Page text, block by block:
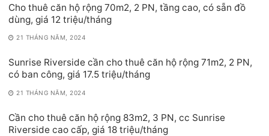
Cho thuê căn hộ rộng 70m2, 2 PN, tầng cao, có sẵn đồ
dùng, giá 12 triệu/tháng
21 THÁNG NĂM, 2024
Sunrise Riverside cần cho thuê căn hộ rộng 71m2, 2 PN,
có ban công, giá 17.5 triệu/tháng
21 THÁNG NĂM, 2024
Cần cho thuê căn hộ rộng 83m2, 3 PN, cc Sunrise
Riverside cao cấp, giá 18 triệu/tháng